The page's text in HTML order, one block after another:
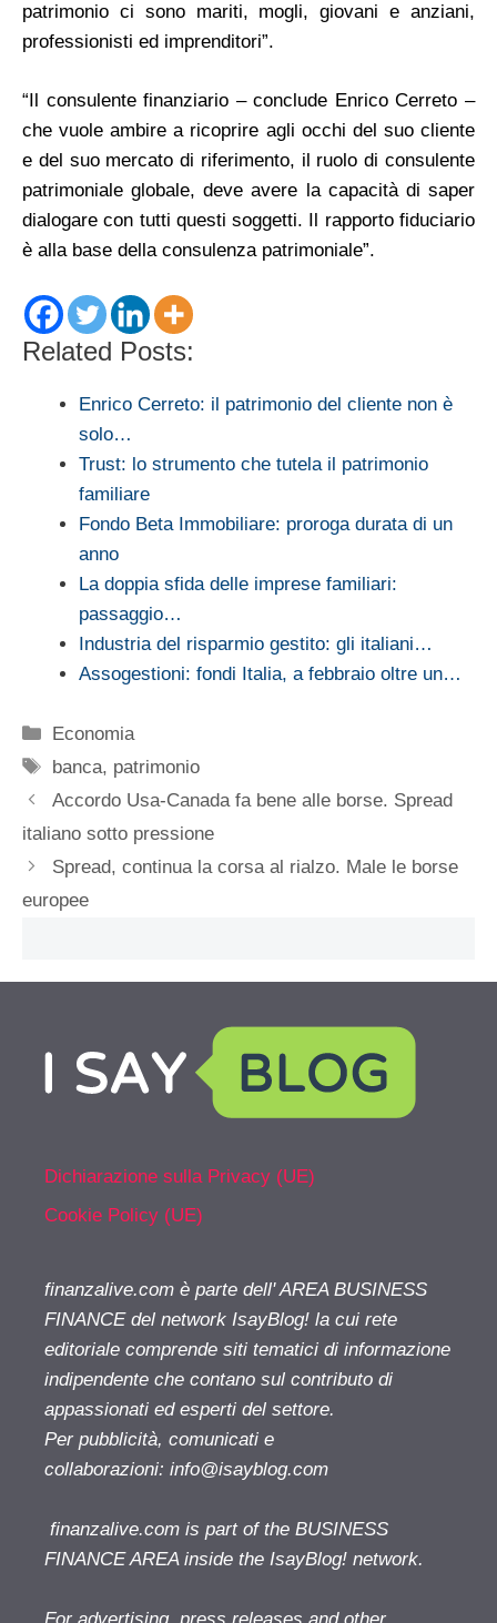
patrimonio ci sono mariti, mogli, giovani e anziani,
professionisti ed imprenditori”.
“Il consulente finanziario – conclude Enrico Cerreto –
che vuole ambire a ricoprire agli occhi del suo cliente
e del suo mercato di riferimento, il ruolo di consulente
patrimoniale globale, deve avere la capacità di saper
dialogare con tutti questi soggetti. Il rapporto fiduciario
è alla base della consulenza patrimoniale”.
Related Posts:
Enrico Cerreto: il patrimonio del cliente non è
solo…
Trust: lo strumento che tutela il patrimonio
familiare
Fondo Beta Immobiliare: proroga durata di un
anno
La doppia sfida delle imprese familiari:
passaggio…
Industria del risparmio gestito: gli italiani…
Assogestioni: fondi Italia, a febbraio oltre un…
Categorie
Economia
Tag
banca, patrimonio
Accordo Usa-Canada fa bene alle borse. Spread
italiano sotto pressione
Spread, continua la corsa al rialzo. Male le borse
europee
Dichiarazione sulla Privacy (UE)
Cookie Policy (UE)
finanzalive.com è parte dell' AREA BUSINESS
FINANCE del network IsayBlog! la cui rete
editoriale comprende siti tematici di informazione
indipendente che contano sul contributo di
appassionati ed esperti del settore.
Per pubblicità, comunicati e
collaborazioni: info@isayblog.com
finanzalive.com is part of the BUSINESS
FINANCE AREA inside the IsayBlog! network.